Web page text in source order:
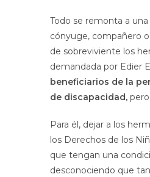
Todo se remonta a
cónyuge, compañero
de sobreviviente los
demandada por Edier
beneficiarios de la
de discapacidad,
Para él, dejar a los
los Derechos de los
que tengan una
desconociendo que